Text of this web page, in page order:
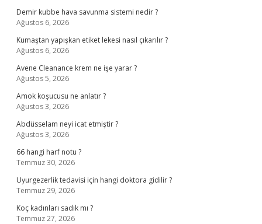
Demir kubbe hava savunma sistemi nedir ?
Ağustos 6, 2026
Kumaştan yapışkan etiket lekesi nasıl çıkarılır ?
Ağustos 6, 2026
Avene Cleanance krem ne işe yarar ?
Ağustos 5, 2026
Amok koşucusu ne anlatır ?
Ağustos 3, 2026
Abdüsselam neyi icat etmiştir ?
Ağustos 3, 2026
66 hangi harf notu ?
Temmuz 30, 2026
Uyurgezerlik tedavisi için hangi doktora gidilir ?
Temmuz 29, 2026
Koç kadınları sadık mı ?
Temmuz 27, 2026